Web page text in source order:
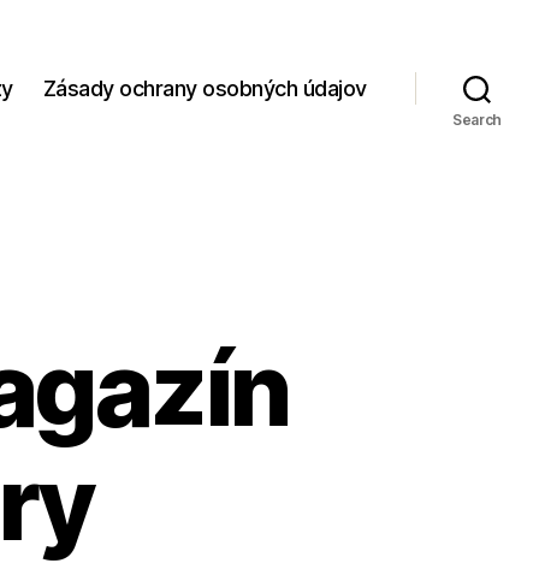
Zásady ochrany osobných údajov
Search